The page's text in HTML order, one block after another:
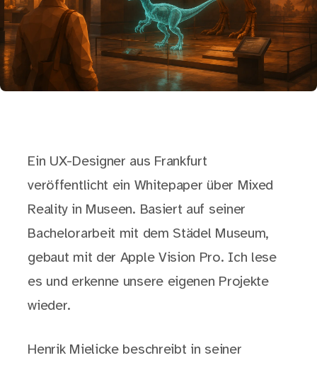
Ein UX-Designer aus Frankfurt
veröffentlicht ein Whitepaper über Mixed
Reality in Museen. Basiert auf seiner
Bachelorarbeit mit dem Städel Museum,
gebaut mit der Apple Vision Pro. Ich lese
es und erkenne unsere eigenen Projekte
wieder.
Henrik Mielicke beschreibt in seiner